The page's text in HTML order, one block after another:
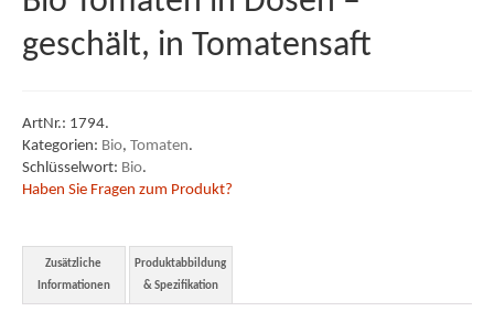
AVLB & ATB
geschält, in Tomatensaft
ArtNr.: 1794.
Kategorien: Bio, Tomaten.
Schlüsselwort: Bio.
Haben Sie Fragen zum Produkt?
Zusätzliche
Informationen
Produktabbildung
& Spezifikation